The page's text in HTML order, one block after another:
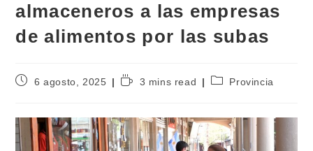
almaceneros a las empresas
de alimentos por las subas
6 agosto, 2025 3 mins read Provincia